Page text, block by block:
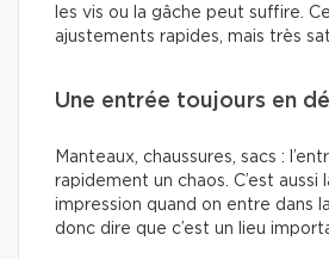
les vis ou la gâche peut suffire.
ajustements rapides, mais très
Une entrée toujours en
Manteaux, chaussures, sacs :
rapidement un chaos. C’est aussi
impression quand on entre dans
donc dire que c’est un lieu